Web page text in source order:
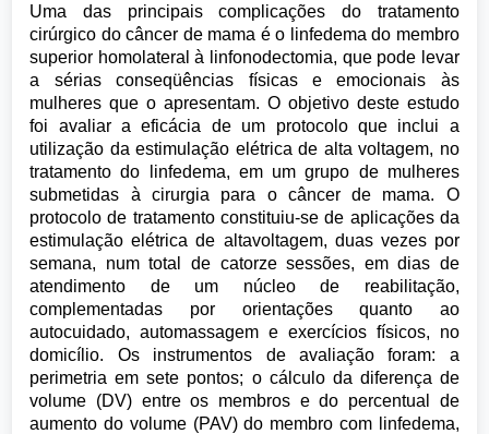
Uma das principais complicações do tratamento
cirúrgico do câncer de mama é o linfedema do membro
superior homolateral à linfonodectomia, que pode levar
a sérias conseqüências físicas e emocionais às
mulheres que o apresentam. O objetivo deste estudo
foi avaliar a eficácia de um protocolo que inclui a
utilização da estimulação elétrica de alta voltagem, no
tratamento do linfedema, em um grupo de mulheres
submetidas à cirurgia para o câncer de mama. O
protocolo de tratamento constituiu-se de aplicações da
estimulação elétrica de altavoltagem, duas vezes por
semana, num total de catorze sessões, em dias de
atendimento de um núcleo de reabilitação,
complementadas por orientações quanto ao
autocuidado, automassagem e exercícios físicos, no
domicílio. Os instrumentos de avaliação foram: a
perimetria em sete pontos; o cálculo da diferença de
volume (DV) entre os membros e do percentual de
aumento do volume (PAV) do membro com linfedema,